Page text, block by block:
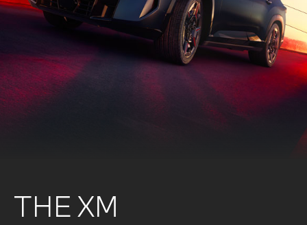
DOBRY KIERUNEK NA TO
LATO. I NA DŁUŻEJ.
LATO TO NAJLEPSZY MOMENT, BY
RUSZYĆ PO NOWE DOŚWIADCZENIA.
THE XM